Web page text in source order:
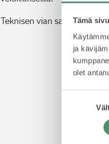
Tämä
ja
olet
Teknisen vian sattuessa